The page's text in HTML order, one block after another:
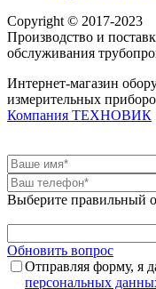
Copyright © 2017-2023
Производство и
обслуживания
Интернет-магазин
измерительных
Компания ТЕХНОВИК
Выберите правильный
Обновить вопрос
Отправляя форму, я
персональных